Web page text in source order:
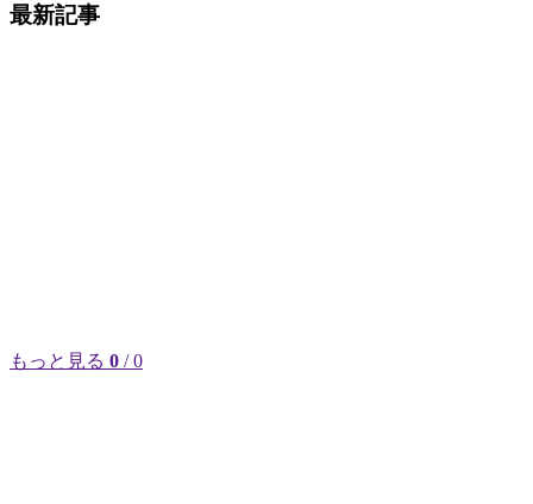
最新記事
もっと見る 0 / 0